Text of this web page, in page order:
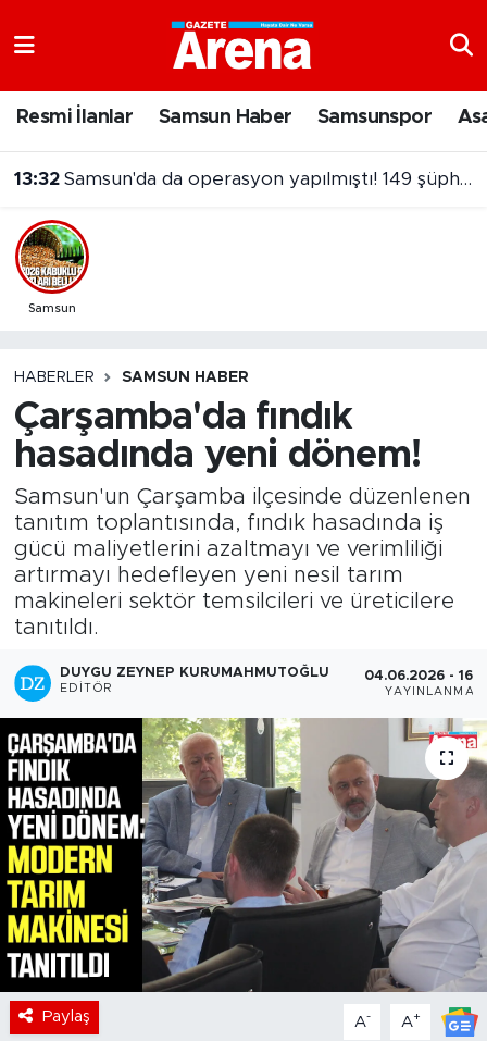
Resmi İlanlar Samsun Haber Samsunspor
13:32 Samsun'da da operasyon yapılmıştı! 149 şüpheliye dava
Samsun
HABERLER SAMSUN HABER
Çarşamba'da fındık
hasadında yeni dönem!
Samsun'un Çarşamba ilçesinde düzenlenen
tanıtım toplantısında, fındık hasadında iş
gücü maliyetlerini azaltmayı ve verimliliği
artırmayı hedefleyen yeni nesil tarım
makineleri sektör temsilcileri ve üreticilere
tanıtıldı.
DUYGU ZEYNEP KURUMAHMUTOĞLU
EDITÖR
04.06.2026 -
YAYINLANMA
Paylaş A- A+
Samsun Namaz Vakitleri
Trafik Durumu
Süper Lig Puan Durumu ve Fikstür
Son Dakika Haberleri
Haber Arşivi